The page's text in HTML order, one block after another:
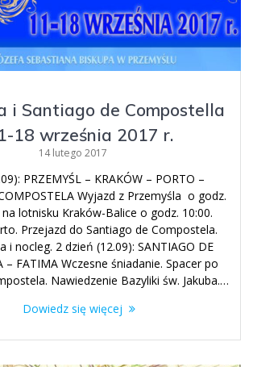
i Santiago de Compostella
18 września 2017 r.
14 lutego 2017
PRZEMYŚL – KRAKÓW – PORTO –
Wyjazd z Przemyśla o godz.
lotnisku Kraków-Balice o godz. 10:00.
Przejazd do Santiago de Compostela.
i nocleg. 2 dzień (12.09): SANTIAGO DE
– FATIMA Wczesne śniadanie. Spacer po
Nawiedzenie Bazyliki św. Jakuba.…
Dowiedz się więcej